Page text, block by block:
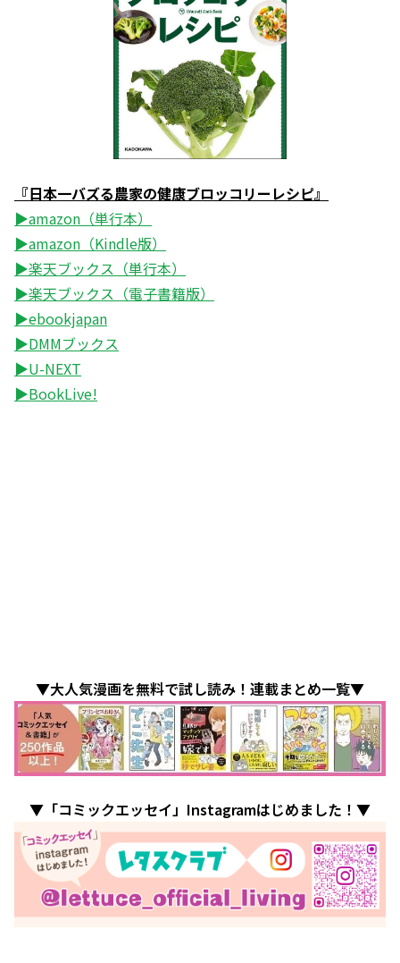
『日本一バズる農家の健康ブロッコリーレシピ』
▶amazon（単行本）
▶amazon（Kindle版）
▶楽天ブックス（単行本）
▶楽天ブックス（電子書籍版）
▶ebookjapan
▶DMMブックス
▶U-NEXT
▶BookLive!
▼大人気漫画を無料で試し読み！連載まとめ一覧▼
▼「コミックエッセイ」Instagramはじめました！▼